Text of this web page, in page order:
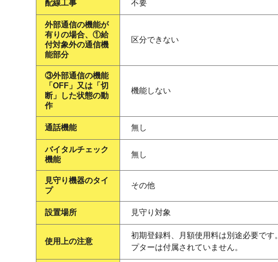
配線工事 不要
外部通信の機能が
有りの場合、①給
付対象外の通信機
能部分
区分できない
③外部通信の機能
「OFF」又は「切
断」した状態の動
作
機能しない
通話機能 無し
バイタルチェック
機能
無し
見守り機器のタイ
プ
その他
設置場所 見守り対象
使用上の注意
初期登録料、月額使用料は別途必要で
プターは付属されていません。